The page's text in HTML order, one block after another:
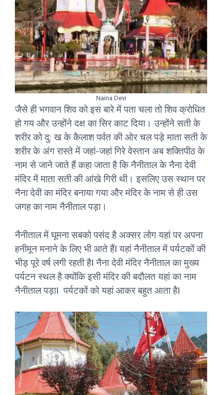
Naina Devi
जैसे ही भगवान शिव को इस बारे में पता चला तो शिव क्रोधित
हो गय और उन्होंने दक्ष का सिर काट दिया। उन्होंने सती के
शरीर को दु: ख के कैलाश पर्वत की ओर चल पड़े माता सती के
शरीर के अंग रास्ते में जहां-जहां गिरे वेस्तान अब शक्तिपीठ के
नाम से जाने जाते हैं कहा जाता है कि नैनीताल के नैना देवी
मंदिर में माता सती की आंखे गिरी थी। इसलिए उस स्थान पर
नैना देवी का मंदिर बनाया गया और मंदिर के नाम से ही उस
जगह का नाम नैनीताल पड़ा।
नैनीताल में घूमना सबको पसंद है अक्सर लोग यहां पर अपना
हनीमून मनाने के लिए भी आते हैंI यहां नैनीताल में पर्यटकों की
भीड़ पूरे वर्ष लगी रहती हैI नैना देवी मंदिर नैनीताल का मुख्य
पर्यटन स्थल है क्योंकि इसी मंदिर की बदौलत यहां का नाम
नैनीताल पड़ाI पर्यटकों को यहां आकर बहुत आता हैI